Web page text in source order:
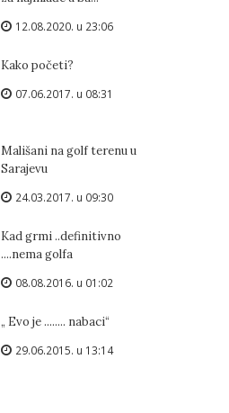
12.08.2020. u 23:06
Kako početi?
07.06.2017. u 08:31
Mališani na golf terenu u
Sarajevu
24.03.2017. u 09:30
Kad grmi ..definitivno
....nema golfa
08.08.2016. u 01:02
„ Evo je ........ nabaci“
29.06.2015. u 13:14